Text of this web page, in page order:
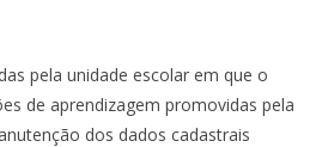
pela unidade escolar em que o
de aprendizagem promovidas pela
dos dados cadastrais